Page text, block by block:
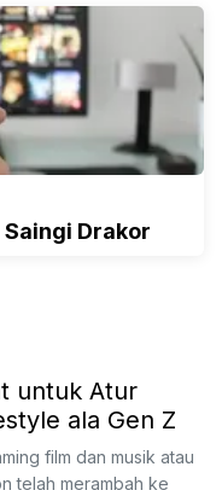
Drakor
untuk Atur
ala Gen Z
film dan musik atau
telah merambah ke